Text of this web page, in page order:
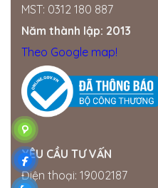
0931223334
CH Điện Nước Nga Quý
Miền Nam ·tổ 6, Ấp 6, Xuấn Tây
0988290624
Cửa hàng điện nước Hoà
Miền Nam ·
Quán, Đồng Nai, Vietnam
0928895724
Cửa hàng vật tư nông
Giang
MST: 0312 180 887
Năm thành lập: 2013
Theo Google map!
YÊU CẦU TƯ VẤN
Điện thoại: 19002187